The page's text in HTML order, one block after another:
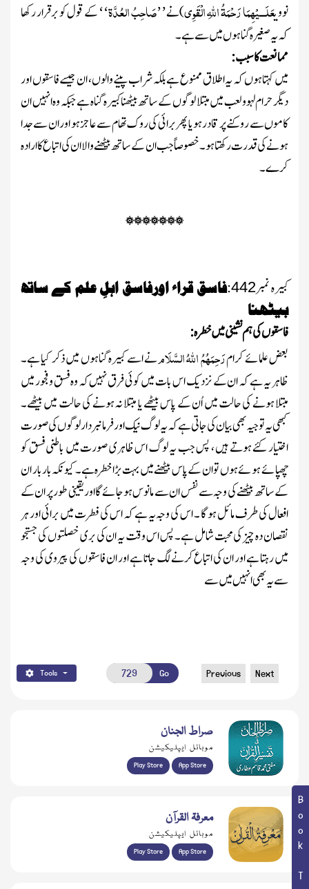
نوویعَلَـــیْہِمَا رَحْمَۃُ اللہِ الْقَوِی)نے’’صَاحِبُالعُدَّۃ‘‘کے قول کو برقرار رکھا
کہ یہ صغیرہ گناہوں میں سے ہے۔
ممانعت کا سبب:
میں کہتا ہوں کہ یہ اطلاق ممنوع ہے بلکہ شراب پینے والوں ، ان جیسے فاسقوں اور
دیگر حرام لہوولعب میں مبتلا لوگوں کے ساتھ بیٹھنا کبیرہ گناہ ہے جبکہ وہ انہیں ان
کاموں سے روکنے پر قادر ہو یا پھر برائی کی روک تھام سے عاجز ہو اور ان سے جدا
ہونے کی قدرت رکھتا ہو۔ خصوصا ً جب ان کے ساتھ بیٹھنے والا ان کی اتباع کا ارادہ
کرے۔
۞۞۞۞۞۞۞
کبیرہ نمبر442
:فاسق قراء اورفاسق اہلِ علم کے ساتھ
بیٹھنا
فاسقوں کی ہم نشینی میں خطرہ:
بعض علمائے کرامرَحِمَہُمُ اللہُ السَّلَامنے اسے کبیرہ گناہوں میں ذکر کیا ہے۔
ظاہر یہ ہے کہ ان کے نزدیک اس بات میں کوئی فرق نہیں کہ وہ فسق وفجور میں
مبتلا ہونے کی حالت میں اُن کے پاس بیٹھے یا مبتلا نہ ہونے کی حالت میں بیٹھے۔
کبھی یہ توجیہ بھی بیان کی جاتی ہے کہ یہ لوگ نیک اور فرمانبردار لوگوں کی صورت
اختیار کئے ہوتے ہیں ، پس جب یہ لوگ اس ظاہری صورت میں باطنی فسق کو
چھپائے ہوئے ہوں تو ان کے پاس بیٹھنے میں بہت بڑا خطرہ ہے۔ کیونکہ باربار ان
کے ساتھ بیٹھنے کی وجہ سے نفس ان سے مانوس ہوجائے گا اور یقینی طور پر ان کے
افعال کی طرف مائل ہو گا ۔ اس کی وجہ یہ ہے کہ اس کی فطرت میں برائی اور ہر
نقصان دہ چیز کی محبت شامل ہے۔ پس اس وقت یہ ان کی بری خصلتوں کی جستجو
میں رہتا ہے اور ان کی اتباع کرنے لگ جاتا ہے اور ان فاسقوں کی پیروی کی وجہ
سے یہ بھی انہیں میں سے
Tools Go Previous Next
صراط الجنان
موبائل ایپلیکیشن
Play Store App Store
معرفۃ القرآن
موبائل ایپلیکیشن
Play Store App Store